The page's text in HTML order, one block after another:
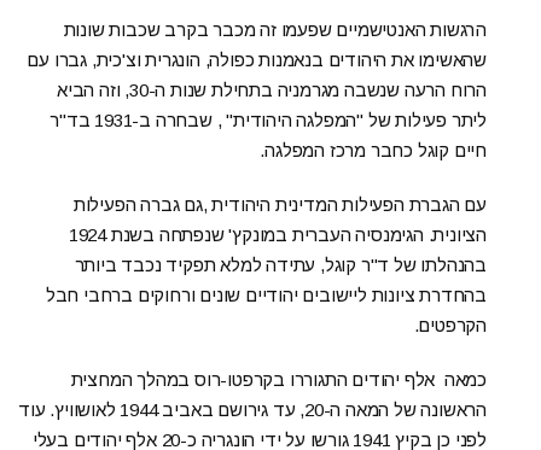
הרגשות האנטישמיים שפעמו זה מכבר בקרב שכבות שונות
שהאשימו את היהודים בנאמנות כפולה, הונגרית וצ'כית, גברו עם
הרוח הרעה שנשבה מגרמניה בתחילת שנות ה-30, וזה הביא
ליתר פעילות של "המפלגה היהודית" , שבחרה ב-1931 בד"ר
חיים קוגל כחבר מרכז המפלגה.
עם הגברת הפעילות המדינית היהודית ,גם גברה הפעילות
הציונית. הגימנסיה העברית במונקץ' שנפתחה בשנת 1924
בהנהלתו של ד"ר קוגל, עתידה למלא תפקיד נכבד ביותר
בהחדרת ציונות ליישובים יהודיים שונים ורחוקים ברחבי חבל
הקרפטים.
כמאה אלף יהודים התגוררו בקרפטו-רוס במהלך המחצית
הראשונה של המאה ה-20, עד גירושם באביב 1944 לאושוויץ. עוד
לפני כן בקיץ 1941 גורשו על ידי הונגריה כ-20 אלף יהודים בעלי